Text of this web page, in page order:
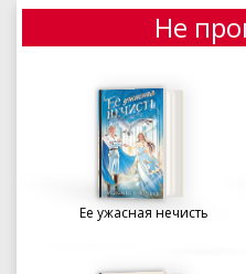
Не
Ее ужасная нечисть